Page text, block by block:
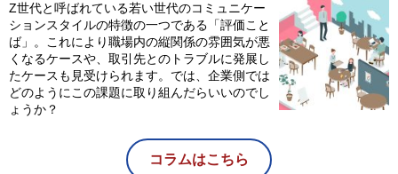
Z世代と呼ばれている若い世代のコミュニケー
ションスタイルの特徴の一つである「評価こと
ば」。これにより職場内の縦関係の雰囲気が悪
くなるケースや、取引先とのトラブルに発展し
たケースも見受けられます。では、企業側では
どのようにこの課題に取り組んだらいいのでし
ょうか？
コラムはこちら